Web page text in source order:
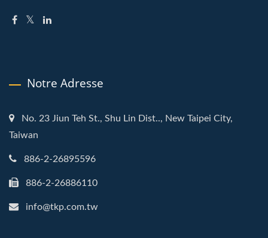
Notre Adresse
No. 23 Jiun Teh St., Shu Lin Dist.., New Taipei City,
Taiwan
886-2-26895596
886-2-26886110
info@tkp.com.tw